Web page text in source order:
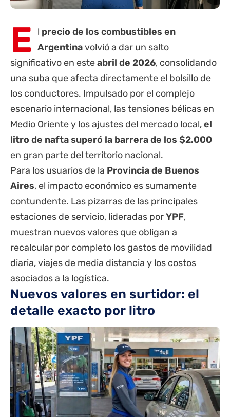
E l precio de los combustibles en
Argentinavolvió a dar un salto
significativo en esteabril de 2026, consolidando
una suba que afecta directamente el bolsillo de
los conductores. Impulsado por el complejo
escenario internacional, las tensiones bélicas en
Medio Oriente y los ajustes del mercado local,el
litro de nafta superó la barrera de los $2.000
en gran parte del territorio nacional.
Para los usuarios de la Provincia de Buenos
Aires, el impacto económico es sumamente
contundente. Las pizarras de las principales
estaciones de servicio, lideradas porYPF,
muestran nuevos valores que obligan a
recalcular por completo los gastos de movilidad
diaria, viajes de media distancia y los costos
asociados a la logística.
Nuevos valores en surtidor: el
detalle exacto por litro